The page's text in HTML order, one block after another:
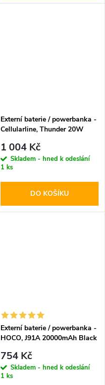
Externí baterie / powerbanka -
Cellularline, Thunder 20W
1 004 Kč
Skladem - hned k odeslání
1 ks
DO KOŠÍKU
Externí baterie / powerbanka -
HOCO, J91A 20000mAh Black
754 Kč
Skladem - hned k odeslání
1 ks